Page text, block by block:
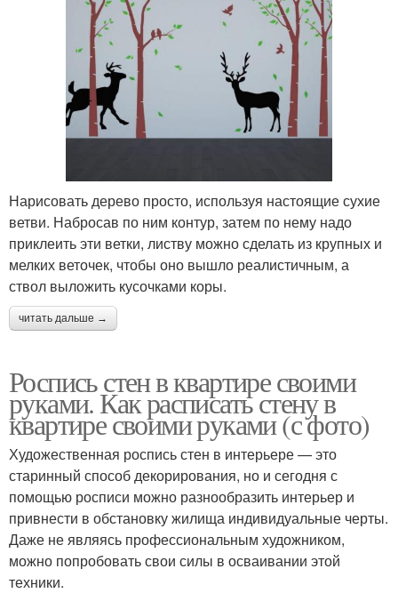
Нарисовать дерево просто, используя настоящие сухие
ветви. Набросав по ним контур, затем по нему надо
приклеить эти ветки, листву можно сделать из крупных и
мелких веточек, чтобы оно вышло реалистичным, а
ствол выложить кусочками коры.
читать дальше →
Роспись стен в квартире своими
руками. Как расписать стену в
квартире своими руками (с фото)
Художественная роспись стен в интерьере — это
старинный способ декорирования, но и сегодня с
помощью росписи можно разнообразить интерьер и
привнести в обстановку жилища индивидуальные черты.
Даже не являясь профессиональным художником,
можно попробовать свои силы в осваивании этой
техники.